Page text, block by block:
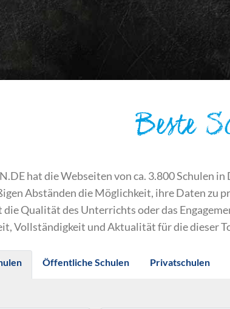
Beste
hat die Webseiten von ca. 3.800 Schulen
Abständen die Möglichkeit, ihre Daten zu
die Qualität des Unterrichts oder das
Vollständigkeit und Aktualität für die dieser
Öffentliche Schulen Privatschulen